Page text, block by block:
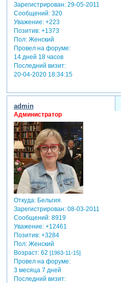
Зарегистрирован: 29-05-2011
Сообщений:320
Уважение: +223
Позитив: +1373
Пол:Женский
Провел на форуме:
14 дней 18 часов
Последний визит:
20-04-2020 18:34:15
admin
Администратор
Откуда:Бельгия.
Зарегистрирован: 08-03-2011
Сообщений:8919
Уважение: +12461
Позитив: +3284
Пол:Женский
Возраст:62 [1963-11-15]
Провел на форуме:
3 месяца 7 дней
Последний визит: